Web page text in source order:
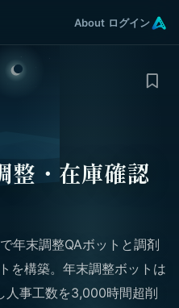
About ログイン
整・在庫確認
年末調整QAボットと調剤
を構築。年末調整ボットは
人事工数を3,000時間超削